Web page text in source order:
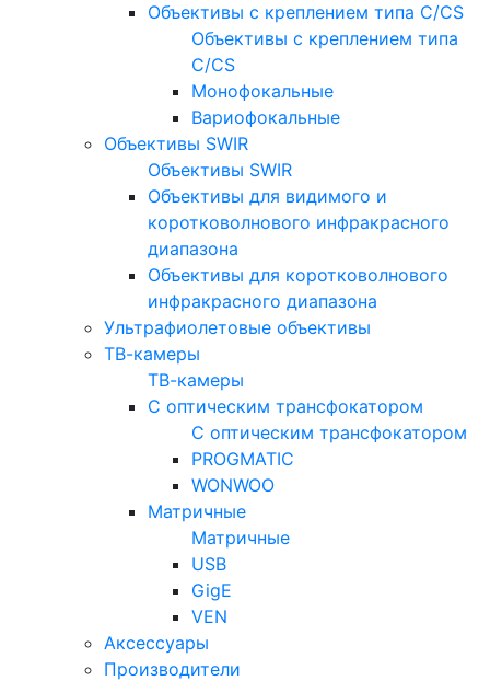
Объективы с креплением типа C/CS
Объективы с креплением типа
C/CS
Монофокальные
Вариофокальные
Объективы SWIR
Объективы SWIR
Объективы для видимого и
коротковолнового инфракрасного
диапазона
Объективы для коротковолнового
инфракрасного диапазона
Ультрафиолетовые объективы
ТВ-камеры
ТВ-камеры
С оптическим трансфокатором
С оптическим трансфокатором
PROGMATIC
WONWOO
Матричные
Матричные
USB
GigE
VEN
Аксессуары
Производители